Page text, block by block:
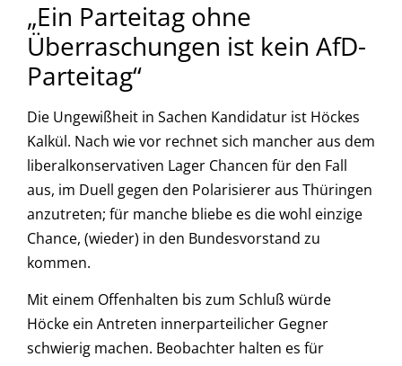
„Ein Parteitag ohne
Überraschungen ist kein AfD-
Parteitag“
Die Ungewißheit in Sachen Kandidatur ist Höckes
Kalkül. Nach wie vor rechnet sich mancher aus dem
liberalkonservativen Lager Chancen für den Fall
aus, im Duell gegen den Polarisierer aus Thüringen
anzutreten; für manche bliebe es die wohl einzige
Chance, (wieder) in den Bundesvorstand zu
kommen.
Mit einem Offenhalten bis zum Schluß würde
Höcke ein Antreten innerparteilicher Gegner
schwierig machen. Beobachter halten es für